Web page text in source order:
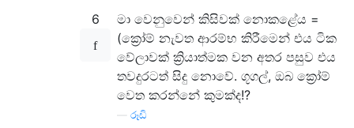
6
මා වෙනුවෙන් කිසිවක් නොකළේය =
(ක්‍රෝම් නැවත ආරම්භ කිරීමෙන් එය ටික
වේලාවක් ක්‍රියාත්මක වන අතර පසුව එය
තවදුරටත් සිදු නොවේ. ගූගල්, ඔබ ක්‍රෝම්
වෙත කරන්නේ කුමක්ද!?
රූඩි